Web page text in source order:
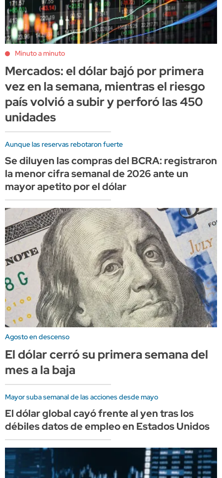
Minuto a minuto
Mercados: el dólar bajó por primera
vez en la semana, mientras el riesgo
país volvió a subir y perforó las 450
unidades
Aunque las reservas rebotaron fuerte
Se diluyen las compras del BCRA: registraron
la menor cifra semanal de 2026 ante un
mayor apetito por el dólar
Agosto en descenso
El dólar cerró su primera semana del
mes a la baja
Mayor suba semanal de las acciones desde mayo
El dólar global cayó frente al yen tras los
débiles datos de empleo en Estados Unidos